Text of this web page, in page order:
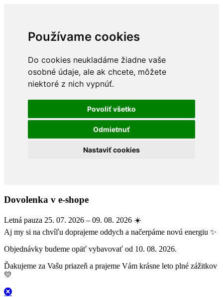
Používame cookies
Do cookies neukladáme žiadne vaše
osobné údaje, ale ak chcete, môžete
niektoré z nich vypnúť.
Povoliť všetko
Odmietnuť
Nastaviť cookies
Dovolenka v e-shope
Letná pauza 25. 07. 2026 – 09. 08. 2026 ☀️
Aj my si na chvíľu doprajeme oddych a načerpáme novú energiu ✨
Objednávky budeme opäť vybavovať od 10. 08. 2026.
Ďakujeme za Vašu priazeň a prajeme Vám krásne leto plné zážitkov
💛